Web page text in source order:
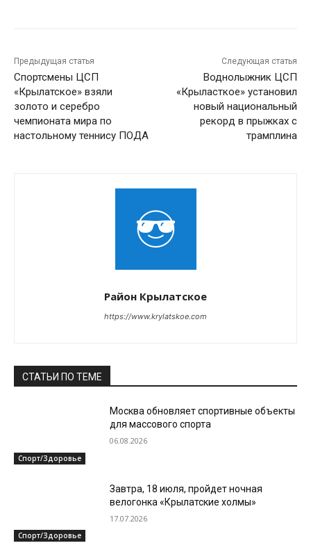
Предыдущая статья
Спортсмены ЦСП
«Крылатское» взяли
золото и серебро
чемпионата мира по
настольному теннису ПОДА
Следующая статья
Воднолыжник ЦСП
«Крыласткое» установил
новый национальный
рекорд в прыжках с
трамплина
Район Крылатское
https://www.krylatskoe.com
СТАТЬИ ПО ТЕМЕ
Спорт/Здоровье
Москва обновляет спортивные объекты
для массового спорта
06.08.2026
Спорт/Здоровье
Завтра, 18 июля, пройдет ночная
велогонка «Крылатские холмы»
17.07.2026